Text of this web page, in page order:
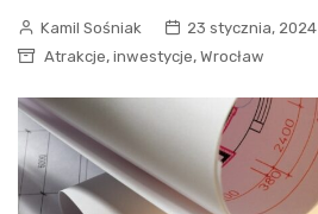
Kamil Sośniak
23 stycznia, 2024
Atrakcje, inwestycje, Wrocław